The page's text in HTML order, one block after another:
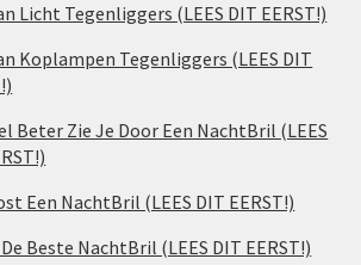
Licht Tegenliggers (LEES DIT EERST!)
Koplampen Tegenliggers (LEES DIT
Beter Zie Je Door Een NachtBril (LEES
Een NachtBril (LEES DIT EERST!)
Beste NachtBril (LEES DIT EERST!)